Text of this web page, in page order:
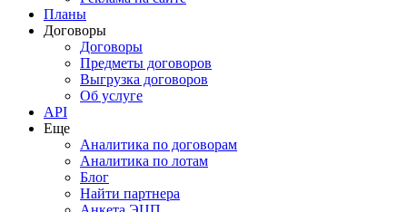
Планы
Договоры
Договоры
Предметы договоров
Выгрузка договоров
Об услуге
API
Еще
Аналитика по договорам
Аналитика по лотам
Блог
Найти партнера